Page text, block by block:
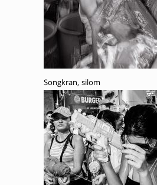
Songkran, silom